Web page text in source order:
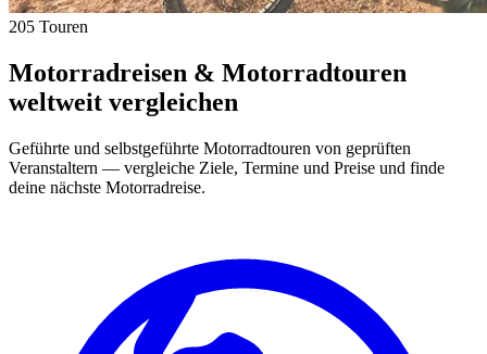
205 Touren
Motorradreisen & Motorradtouren
weltweit vergleichen
Geführte und selbstgeführte Motorradtouren von geprüften
Veranstaltern — vergleiche Ziele, Termine und Preise und finde
deine nächste Motorradreise.